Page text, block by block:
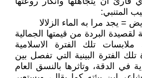
المتنبي:
يجد مرا به الماء الزلالا
لقصيدة البردة من قيمتها الجمالية
ملابسات تلك الفترة الاسلامية
تلك الفترة البينية التي تفصل بين
في الدقة، وتاثرها بالنسق العام